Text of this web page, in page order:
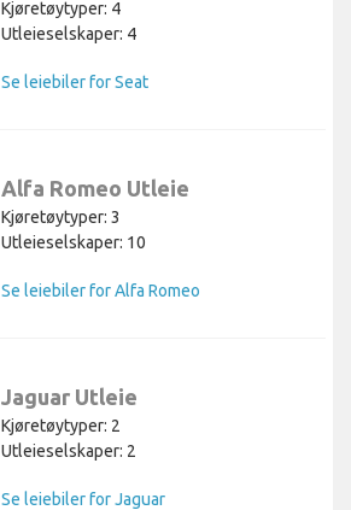
Kjøretøytyper: 4
Utleieselskaper: 4
Se leiebiler for Seat
Alfa Romeo Utleie
Kjøretøytyper: 3
Utleieselskaper: 10
Se leiebiler for Alfa Romeo
Jaguar Utleie
Kjøretøytyper: 2
Utleieselskaper: 2
Se leiebiler for Jaguar